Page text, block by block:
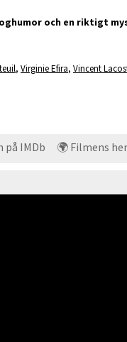
och en riktigt
, Virginie Efira, Vincent
på IMDb 🌍 Filmens